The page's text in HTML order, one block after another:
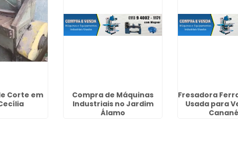
Corte em
Compra de Máquinas
Industriais no Jardim
Álamo
Fresadora
Usada para